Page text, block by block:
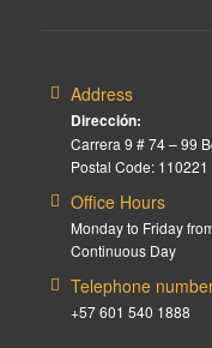
Address
Dirección:
Carrera 9 # 74 – 99
Postal Code: 110221
Office Hours
Monday to Friday
Continuous Day
Telephone
+57 601 540 1888